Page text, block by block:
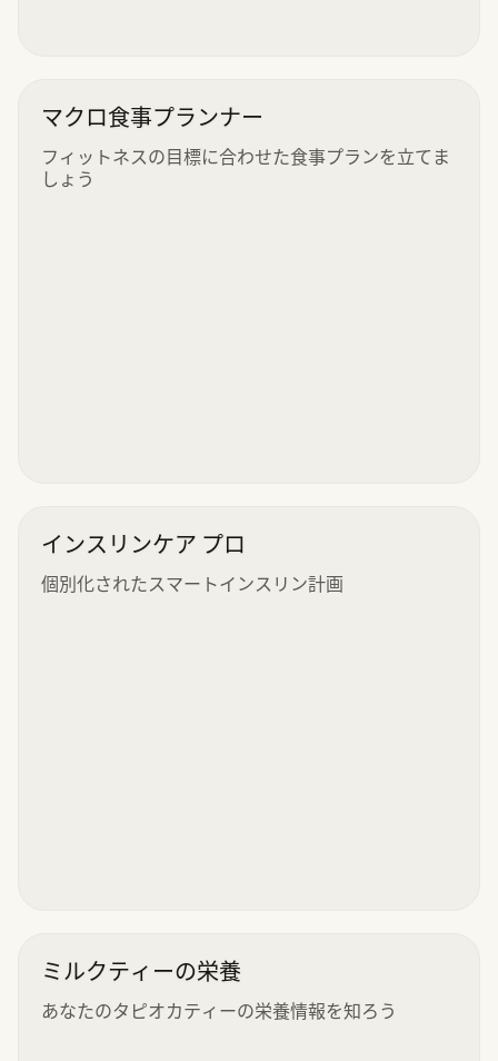
マクロ食事プランナー
フィットネスの目標に合わせた食事プランを立てま
しょう
インスリンケア プロ
個別化されたスマートインスリン計画
ミルクティーの栄養
あなたのタピオカティーの栄養情報を知ろう